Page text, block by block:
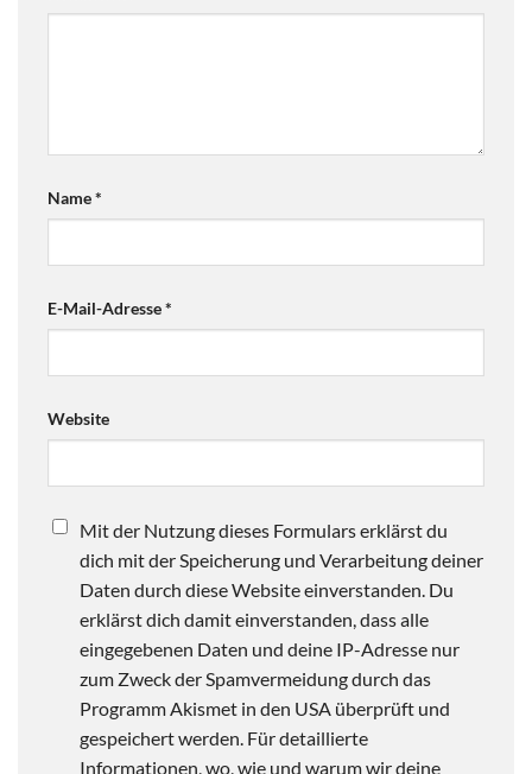
Name*
E-Mail-Adresse*
Website
Mit der Nutzung dieses Formulars erklärst du
dich mit der Speicherung und Verarbeitung deiner
Daten durch diese Website einverstanden. Du
erklärst dich damit einverstanden, dass alle
eingegebenen Daten und deine IP-Adresse nur
zum Zweck der Spamvermeidung durch das
Programm Akismet in den USA überprüft und
gespeichert werden. Für detaillierte
Informationen, wo, wie und warum wir deine